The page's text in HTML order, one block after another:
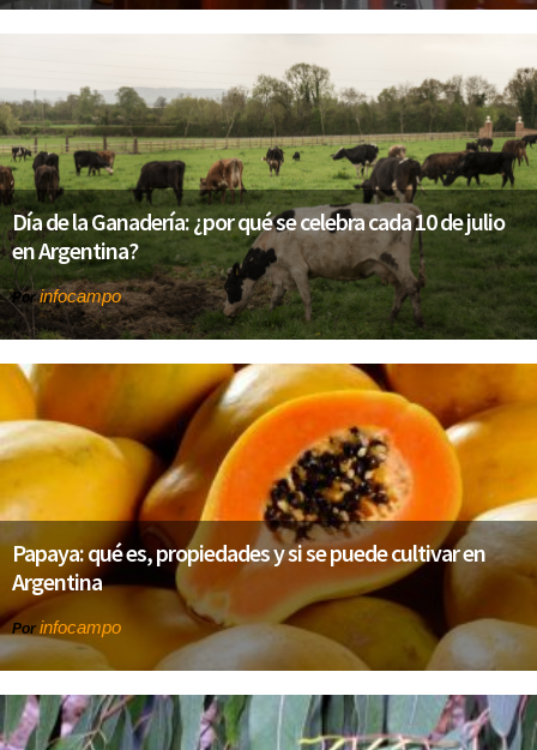
Día de la Ganadería: ¿por qué se celebra cada 10 de julio
en Argentina?
Porinfocampo
Papaya: qué es, propiedades y si se puede cultivar en
Argentina
Por infocampo